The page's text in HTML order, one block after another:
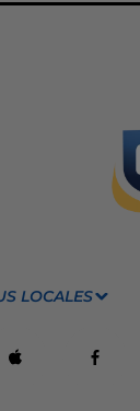
LOCALES